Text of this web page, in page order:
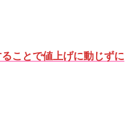
ことで値上げに動じずに